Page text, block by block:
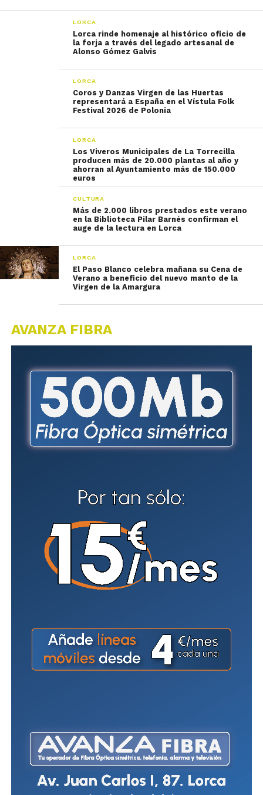
LORCA
Lorca rinde homenaje al histórico oficio de
la forja a través del legado artesanal de
Alonso Gómez Galvis
LORCA
Coros y Danzas Virgen de las Huertas
representará a España en el Vístula Folk
Festival 2026 de Polonia
LORCA
Los Viveros Municipales de La Torrecilla
producen más de 20.000 plantas al año y
ahorran al Ayuntamiento más de 150.000
euros
CULTURA
Más de 2.000 libros prestados este verano
en la Biblioteca Pilar Barnés confirman el
auge de la lectura en Lorca
LORCA
El Paso Blanco celebra mañana su Cena de
Verano a beneficio del nuevo manto de la
Virgen de la Amargura
AVANZA FIBRA